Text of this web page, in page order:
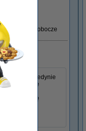
2-3 dni robocze
kurzu, która jedynie
najmniejsze
dostania się